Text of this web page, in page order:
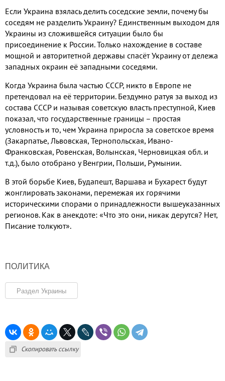
Если Украина взялась делить соседские земли, почему бы
соседям не разделить Украину? Единственным выходом для
Украины из сложившейся ситуации было бы
присоединение к России.Только нахождение в составе
мощной и авторитетной державы спасёт Украину от дележа
западных окраин её западными соседями.
Когда Украина была частью СССР, никто в Европе не
претендовал на её территории. Бездумно ратуя за выход из
состава СССР и называя советскую власть преступной, Киев
показал, что государственные границы – простая
условность и то, чем Украина приросла за советское время
(Закарпатье, Львовская, Тернопольская, Ивано-
Франковская, Ровенская, Волынская, Черновицкая обл. и
т.д.), было отобрано у Венгрии, Польши, Румынии.
В этой борьбе Киев, Будапешт, Варшава и Бухарест будут
жонглировать законами, перемежая их горячими
историческими спорами о принадлежности вышеуказанных
регионов. Как в анекдоте: «Что это они, никак дерутся? Нет,
Писание толкуют».
ПОЛИТИКА
Раздел Украины
Скопировать ссылку